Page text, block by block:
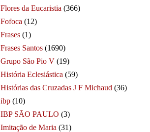
Flores da Eucaristia (366)
Fofoca (12)
Frases (1)
Frases Santos (1690)
Grupo São Pio V (19)
História Eclesiástica (59)
Histórias das Cruzadas J F Michaud (36)
ibp (10)
IBP SÃO PAULO (3)
Imitação de Maria (31)